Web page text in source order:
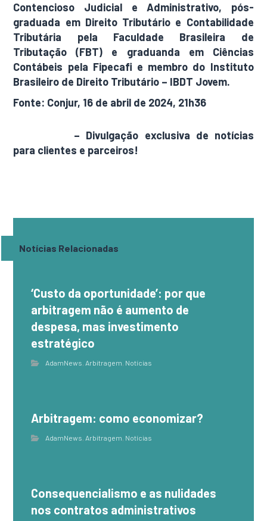
Contencioso Judicial e Administrativo, pós-
graduada em Direito Tributário e Contabilidade
Tributária pela Faculdade Brasileira de
Tributação (FBT) e graduanda em Ciências
Contábeis pela Fipecafi e membro do Instituto
Brasileiro de Direito Tributário – IBDT Jovem.
Fonte: Conjur, 16 de abril de 2024, 21h36
– Divulgação exclusiva de notícias
para clientes e parceiros!
Notícias Relacionadas
‘Custo da oportunidade’: por que
arbitragem não é aumento de
despesa, mas investimento
estratégico
AdamNews, Arbitragem, Notícias
Arbitragem: como economizar?
AdamNews, Arbitragem, Notícias
Consequencialismo e as nulidades
nos contratos administrativos